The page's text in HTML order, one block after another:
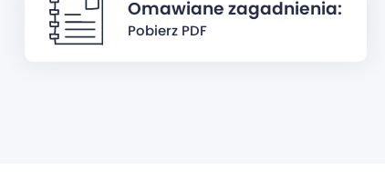
Omawiane zagadnienia:
Pobierz PDF